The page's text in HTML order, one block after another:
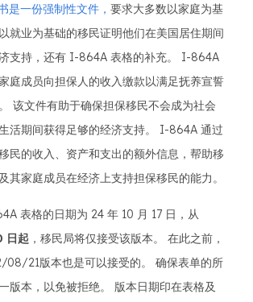
是一份强制性文件， 要求大多数以家庭为基
就业为基础的移民证明他们在美国居住期间
支持，还有 I-864A 表格的补充。 I-864A
庭成员向担保人的收入缴款以满足抚养宣誓
该文件有助于确保担保移民不会成为社会
活期间获得足够的经济支持。 I-864A 通过
民的收入、资产和支出的额外信息，帮助移
其家庭成员在经济上支持担保移民的能力。
表格的日期为 24 年 10 月 17 日，从
日起 ，移民局将仅接受该版本。 在此之前，
08/21版本也是可以接受的。 确保表单的所
版本，以免被拒绝。 版本日期印在表格及